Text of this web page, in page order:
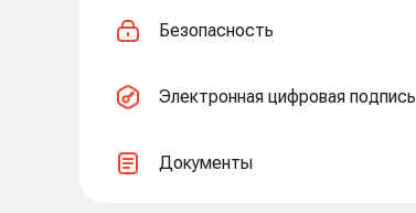
Безопасность
Электронная цифровая подпись
Документы